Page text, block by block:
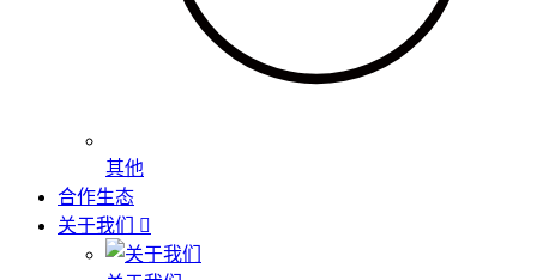
其他
合作生态
关于我们